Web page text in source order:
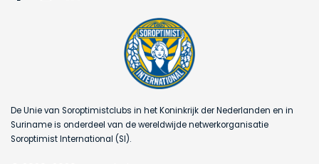
De Unie van Soroptimistclubs in het Koninkrijk der Nederlanden en in
Suriname is onderdeel van de wereldwijde netwerkorganisatie
Soroptimist International (SI).